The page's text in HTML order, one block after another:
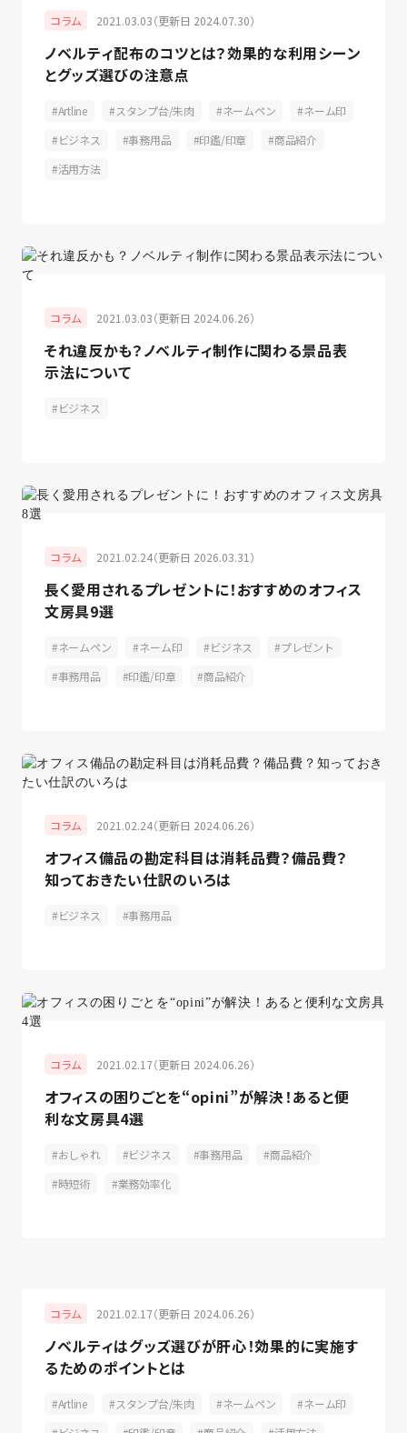
コラム 2021.03.03（更新日 2024.07.30）
​ノベルティ配布のコツとは？効果的な利用シーン
とグッズ選びの注意点
Artline スタンプ台/朱肉 ネームペン
ネーム印
ビジネス
事務用品 印鑑/印章
商品紹介
活用方法
コラム 2021.03.03（更新日 2024.06.26）
それ違反かも？ノベルティ制作に関わる景品表
示法について
ビジネス
コラム 2021.02.24（更新日 2026.03.31）
長く愛用されるプレゼントに！おすすめのオフィス
文房具9選
ネームペン ネーム印 ビジネス
プレゼント
事務用品
印鑑/印章 商品紹介
コラム 2021.02.24（更新日 2024.06.26）
オフィス備品の勘定科目は消耗品費？備品費？
知っておきたい仕訳のいろは
ビジネス 事務用品
コラム 2021.02.17（更新日 2024.06.26）
オフィスの困りごとを“opini”が解決！あると便
利な文房具4選
おしゃれ ビジネス 事務用品
商品紹介
時短術
業務効率化
コラム 2021.02.17（更新日 2024.06.26）
ノベルティはグッズ選びが肝心！効果的に実施す
るためのポイントとは
Artline スタンプ台/朱肉 ネームペン
ネーム印